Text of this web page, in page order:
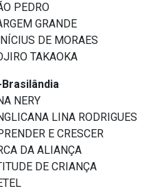
PEDRO
GRANDE
DE MORAES
TAKAOKA
NERY
LINA RODRIGUES
E CRESCER
DA ALIANÇA
DE CRIANÇA